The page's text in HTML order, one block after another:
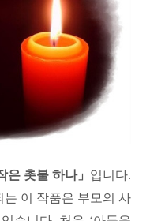
은 촛불 하나」 입니다.
이 작품은 부모의 사